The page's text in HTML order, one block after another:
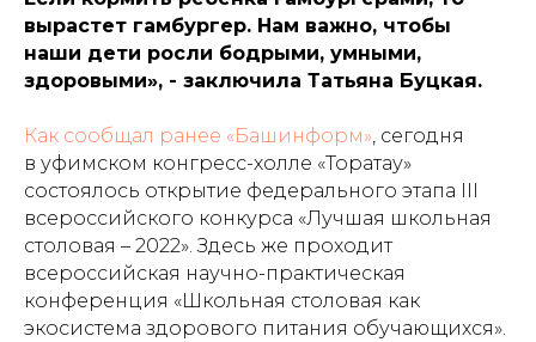
вырастет гамбургер. Нам важно, чтобы
наши дети росли бодрыми, умными,
здоровыми», - заключила Татьяна Буцкая.
Как сообщал ранее «Башинформ», сегодня
в уфимском конгресс-холле «Торатау»
состоялось открытие федерального этапа III
всероссийского конкурса «Лучшая школьная
столовая – 2022». Здесь же проходит
всероссийская научно-практическая
конференция «Школьная столовая как
экосистема здорового питания обучающихся».